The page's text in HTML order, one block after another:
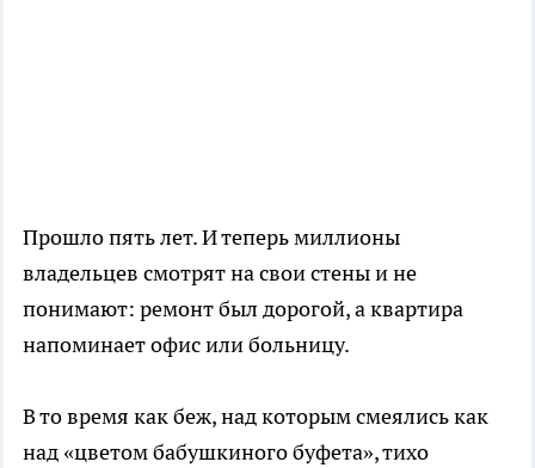
Прошло пять лет. И теперь миллионы
владельцев смотрят на свои стены и не
понимают: ремонт был дорогой, а квартира
напоминает офис или больницу.
В то время как беж, над которым смеялись как
над «цветом бабушкиного буфета», тихо